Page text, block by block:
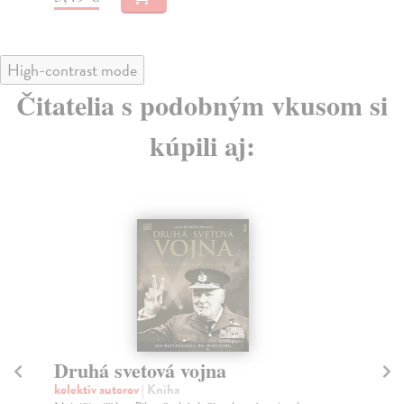
High-contrast mode
Čitatelia s podobným vkusom si
kúpili aj:
Druhá kniha o Bratislave
Dvořák Pavel| Kniha